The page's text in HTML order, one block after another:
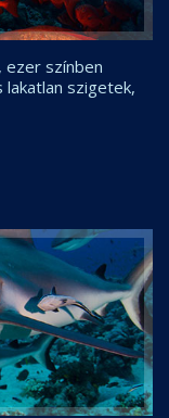
ezer színben
szigetek,